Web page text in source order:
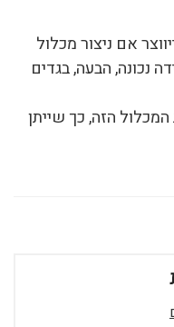
אם ניצור מכלול
נכונה, הבעה, בגדים
הזה, כך שייתן